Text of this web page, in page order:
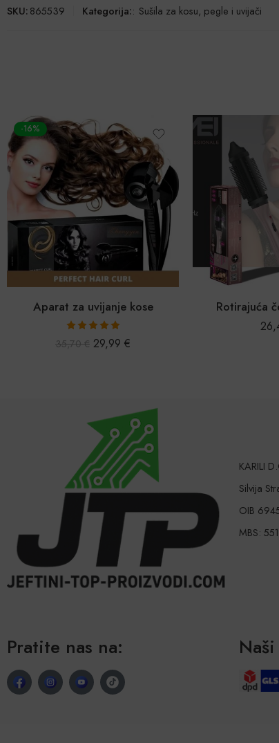
SKU:865539 Kategorija:: Sušila za kosu, pegle i uvijači
Rotirajuća četka za kosu
26,41€
-61%
3u1
50,43 €
KARILI
Silvija
OIB
MBS:
Pratite nas na: